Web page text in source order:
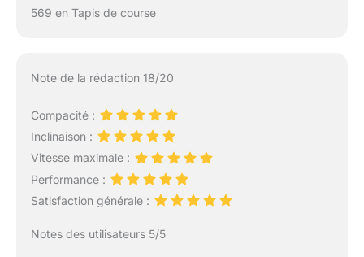
569 en Tapis de course
Note de la rédaction 18/20
Compacité :
Inclinaison :
Vitesse maximale :
Performance :
Satisfaction générale :
Notes des utilisateurs 5/5